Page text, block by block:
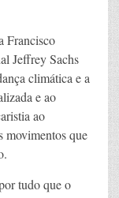
Francisco
Jeffrey Sachs
climática e a
e ao
ao
movimentos que
tudo que o